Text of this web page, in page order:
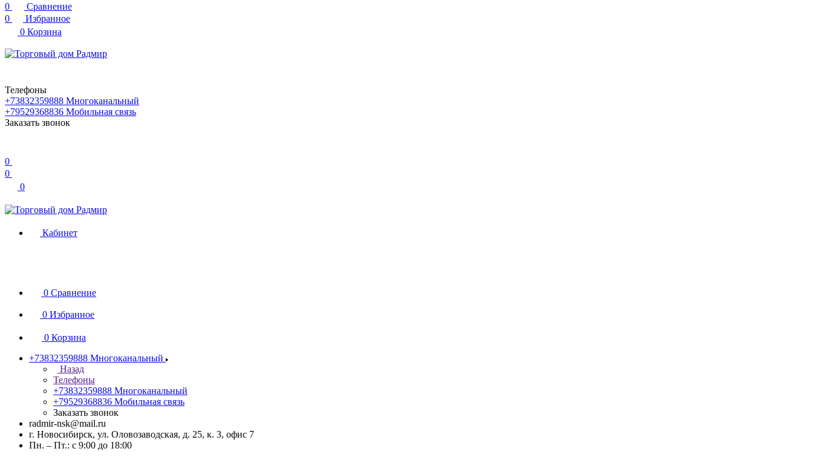
0
Сравнение
0
Избранное
0 Корзина
Телефоны
+73832359888 Многоканальный
+79529368836 Мобильная связь
Заказать звонок
0
0
0
Кабинет
0 Сравнение
0 Избранное
0 Корзина
+73832359888 Многоканальный
Назад
Телефоны
+73832359888 Многоканальный
+79529368836 Мобильная связь
Заказать звонок
radmir-nsk@mail.ru
г. Новосибирск, ул. Оловозаводская, д. 25, к. 3, офис 7
Пн. – Пт.: с 9:00 до 18:00